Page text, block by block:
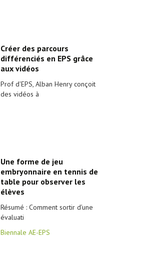
Créer des parcours
différenciés en EPS grâce
aux vidéos
Prof d'EPS, Alban Henry conçoit
des vidéos à
Une forme de jeu
embryonnaire en tennis de
table pour observer les
élèves
Résumé : Comment sortir d’une
évaluati
Biennale AE-EPS